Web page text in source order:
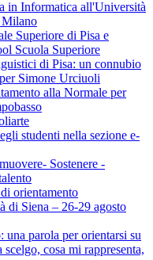
in Informatica all'Università
Superiore di Pisa e
Scuola Superiore
di Pisa: un connubio
Simone Urciuoli
alla Normale per
studenti nella sezione e-
Sostenere -
orientamento
di Siena – 26-29 agosto
una parola per orientarsi su
scelgo, cosa mi rappresenta,